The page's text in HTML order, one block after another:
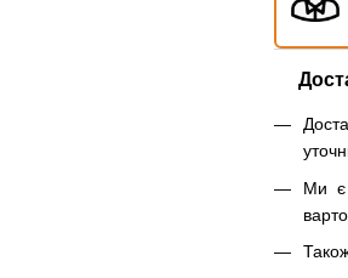
Ми є